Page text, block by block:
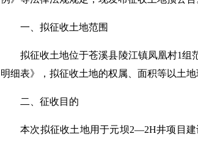
一、拟征收土地范围
拟征收土地位于苍溪县陵江镇凤凰村1
明细表》，拟征收土地的权属、面积等以土地
二、征收目的
本次拟征收土地用于元坝2—2H井项目